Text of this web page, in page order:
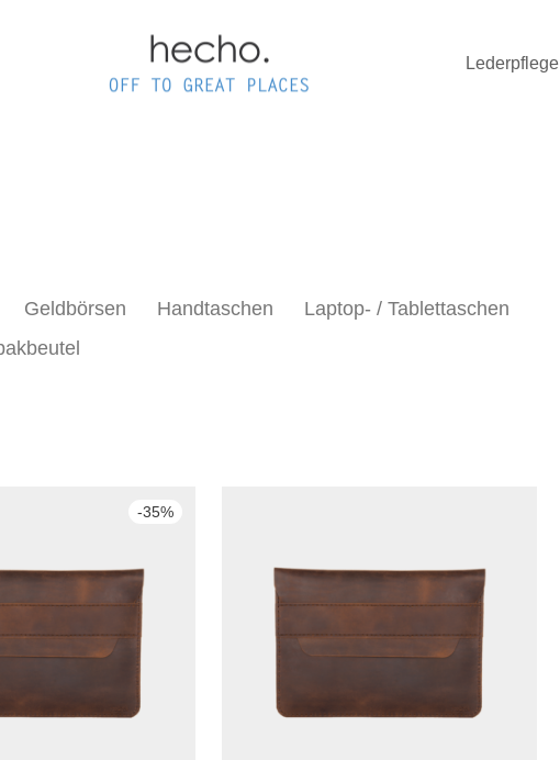
Lederpflege
Geldbörsen Handtaschen
Laptop- / Tablettaschen
-35%